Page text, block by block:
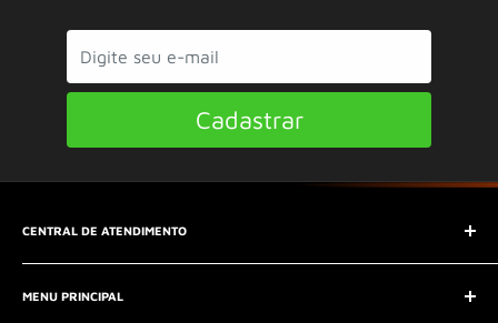
Cadastrar
CENTRAL DE ATENDIMENTO
E-mail:
contato@seucontato.com.br
MENU PRINCIPAL